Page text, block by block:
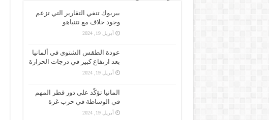
بيربوك تنفي التقارير التي تزعم
وجود خلاف مع نتنياهو
أبريل 19, 2024
عودة الطقس الشتوي في ألمانيا
بعد ارتفاع كبير في درجات الحرارة
أبريل 19, 2024
المانيا تؤكّد على دور قطر المهم
في الوساطة في حرب غزة
أبريل 19, 2024